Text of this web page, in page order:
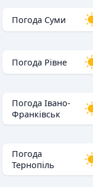
Погода Суми
Погода Рівне
Погода Івано-
Франківськ
Погода
Тернопіль